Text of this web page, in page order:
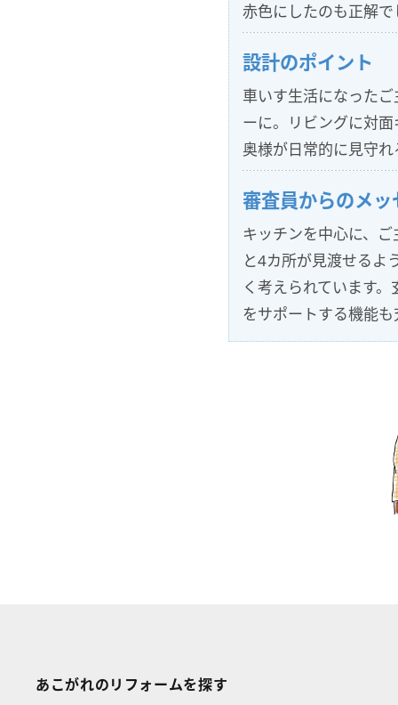
赤色にしたのも正解で
設計のポイント
車いす生活になった
ーに。リビングに対
奥様が日常的に見守
審査員からのメッ
キッチンを中心に、
と4カ所が見渡せるよ
く考えられています
をサポートする機能
あこがれのリフォームを探す